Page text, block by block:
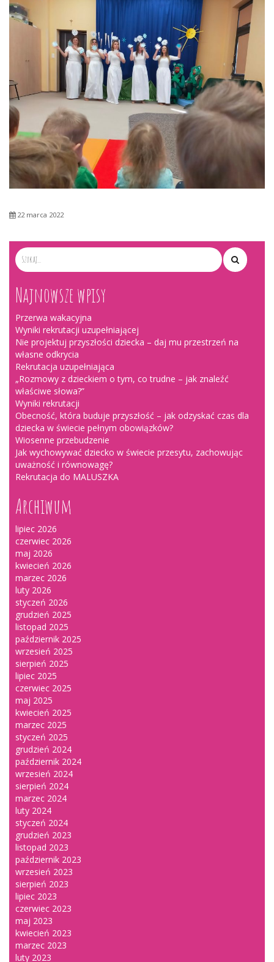
22 marca 2022
Najnowsze wpisy
Przerwa wakacyjna
Wyniki rekrutacji uzupełniającej
Nie projektuj przyszłości dziecka – daj mu przestrzeń na
własne odkrycia
Rekrutacja uzupełniająca
„Rozmowy z dzieckiem o tym, co trudne – jak znaleźć
właściwe słowa?”
Wyniki rekrutacji
Obecność, która buduje przyszłość – jak odzyskać czas dla
dziecka w świecie pełnym obowiązków?
Wiosenne przebudzenie
Jak wychowywać dziecko w świecie przesytu, zachowując
uważność i równowagę?
Rekrutacja do MALUSZKA
Archiwum
lipiec 2026
czerwiec 2026
maj 2026
kwiecień 2026
marzec 2026
luty 2026
styczeń 2026
grudzień 2025
listopad 2025
październik 2025
wrzesień 2025
sierpień 2025
lipiec 2025
czerwiec 2025
maj 2025
kwiecień 2025
marzec 2025
styczeń 2025
grudzień 2024
październik 2024
wrzesień 2024
sierpień 2024
marzec 2024
luty 2024
styczeń 2024
grudzień 2023
listopad 2023
październik 2023
wrzesień 2023
sierpień 2023
lipiec 2023
czerwiec 2023
maj 2023
kwiecień 2023
marzec 2023
luty 2023